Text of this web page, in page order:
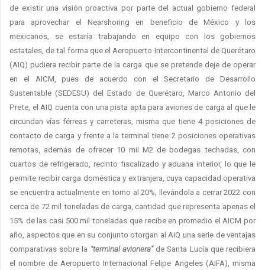
de existir una visión proactiva por parte del actual gobierno federal
para aprovechar el Nearshoring en beneficio de México y los
mexicanos, se estaría trabajando en equipo con los gobiernos
estatales, de tal forma que el Aeropuerto Intercontinental de Querétaro
(AIQ) pudiera recibir parte de la carga que se pretende deje de operar
en el AICM, pues de acuerdo con el Secretario de Desarrollo
Sustentable (SEDESU) del Estado de Querétaro, Marco Antonio del
Prete, el AIQ cuenta con una pista apta para aviones de carga al que le
circundan vías férreas y carreteras, misma que tiene 4 posiciones de
contacto de carga y frente a la terminal tiene 2 posiciones operativas
remotas, además de ofrecer 10 mil M2 de bodegas techadas, con
cuartos de refrigerado, recinto fiscalizado y aduana interior, lo que le
permite recibir carga doméstica y extranjera, cuya capacidad operativa
se encuentra actualmente en torno al 20%, llevándola a cerrar 2022 con
cerca de 72 mil toneladas de carga, cantidad que representa apenas el
15% de las casi 500 mil toneladas que recibe en promedio el AICM por
año, aspectos que en su conjunto otorgan al AIQ una serie de ventajas
comparativas sobre la “terminal avionera”de Santa Lucía que recibiera
el nombre de Aeropuerto Internacional Felipe Angeles (AIFA), misma